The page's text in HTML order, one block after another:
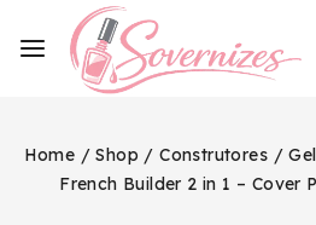
Home / Shop / Construtores /
French Builder 2 in 1 – Cover